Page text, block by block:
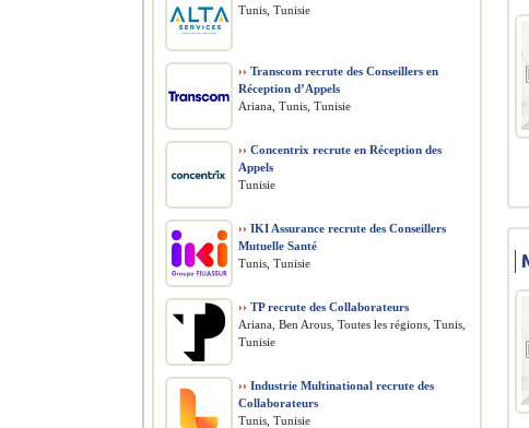
Tunis, Tunisie
›› Transcom recrute des Conseillers en
Réception d’Appels
Ariana, Tunis, Tunisie
›› Concentrix recrute en Réception des
Appels
Tunisie
›› IKI Assurance recrute des Conseillers
Mutuelle Santé
Tunis, Tunisie
›› TP recrute des Collaborateurs
Ariana, Ben Arous, Toutes les régions, Tunis,
Tunisie
›› Industrie Multinational recrute des
Collaborateurs
Tunis, Tunisie